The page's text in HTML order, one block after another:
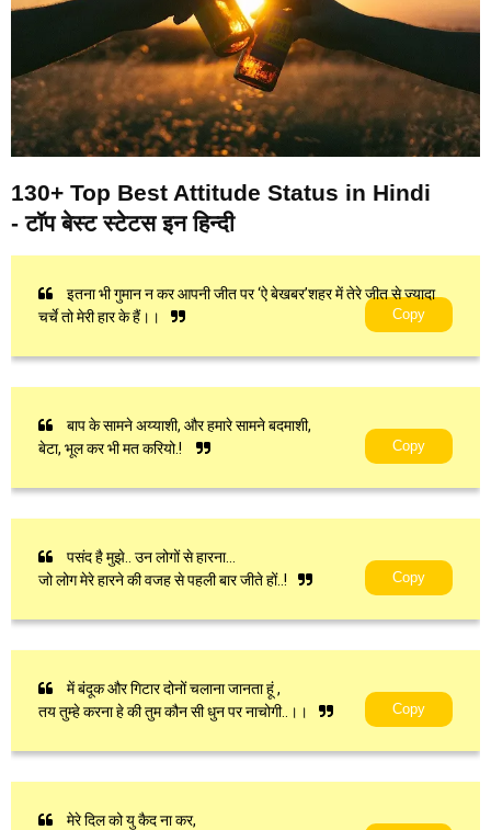
130+ Top Best Attitude Status in Hindi
- टाॅप बेस्ट स्टेटस इन हिन्दी
इतना भी गुमान न कर आपनी जीत पर ‘ऐ बेखबर’शहर में तेरे जीत से ज्यादा
चर्चे तो मेरी हार के हैं।।
Copy
बाप के सामने अय्याशी, और हमारे सामने बदमाशी,
बेटा, भूल कर भी मत करियो.!
Copy
पसंद है मुझे.. उन लोगों से हारना…
जो लोग मेरे हारने की वजह से पहली बार जीते हों..!
Copy
में बंदूक और गिटार दोनों चलाना जानता हूं ,
तय तुम्हे करना हे की तुम कौन सी धुन पर नाचोगी..।।
Copy
मेरे दिल को यु कैद ना कर,